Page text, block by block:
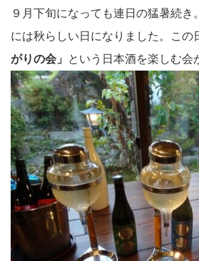
９月下旬になっても連日の猛暑続き
には秋らしい日になりました。この
がりの会」
という日本酒を楽しむ会